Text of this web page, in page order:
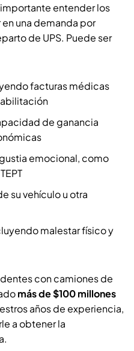
entender los
una demanda por
de UPS. Puede ser
facturas médicas
de ganancia
emocional, como
su vehículo u otra
malestar físico y
con camiones de
más de $100 millones
años de experiencia,
a obtener la